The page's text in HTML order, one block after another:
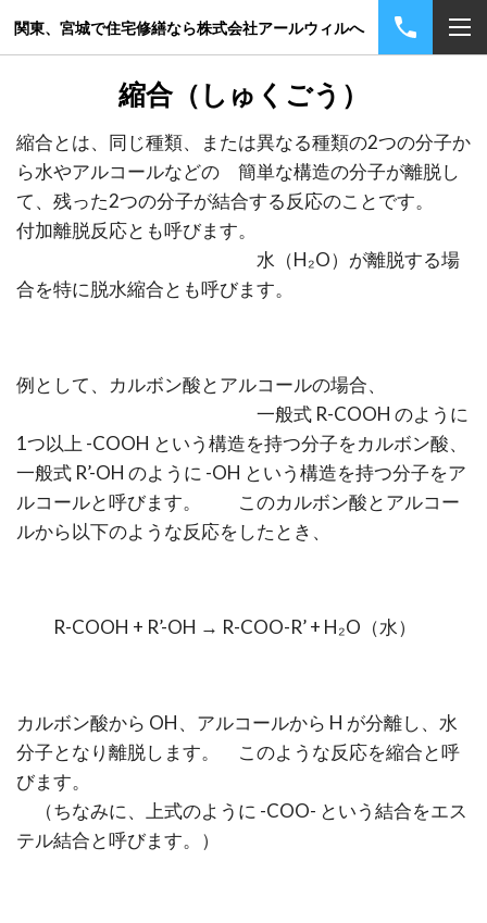
関東、宮城で住宅修繕なら株式会社アールウィルへ
縮合（しゅくごう）
縮合とは、同じ種類、または異なる種類の2つの分子か
ら水やアルコールなどの 簡単な構造の分子が離脱し
て、残った2つの分子が結合する反応のことです。
付加離脱反応とも呼びます。
水（H₂O）が離脱する場
合を特に脱水縮合とも呼びます。
例として、カルボン酸とアルコールの場合、
一般式 R-COOH のように
1つ以上 -COOH という構造を持つ分子をカルボン酸、
一般式 R’-OH のように -OH という構造を持つ分子をア
ルコールと呼びます。 このカルボン酸とアルコー
ルから以下のような反応をしたとき、
R-COOH + R’-OH → R-COO-R’ + H₂O（水）
カルボン酸から OH、アルコールから H が分離し、水
分子となり離脱します。 このような反応を縮合と呼
びます。
（ちなみに、上式のように -COO- という結合をエス
テル結合と呼びます。）